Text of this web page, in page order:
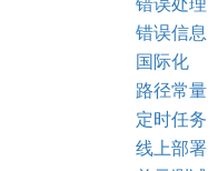
错误信息
国际化
路径常量
定时任务
线上部署